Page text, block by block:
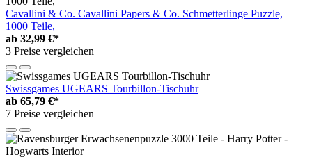
Cavallini & Co. Cavallini Papers & Co. Schmetterlinge Puzzle,
1000 Teile,
ab 32,99 €*
3 Preise vergleichen
Swissgames UGEARS Tourbillon-Tischuhr
ab 65,79 €*
7 Preise vergleichen